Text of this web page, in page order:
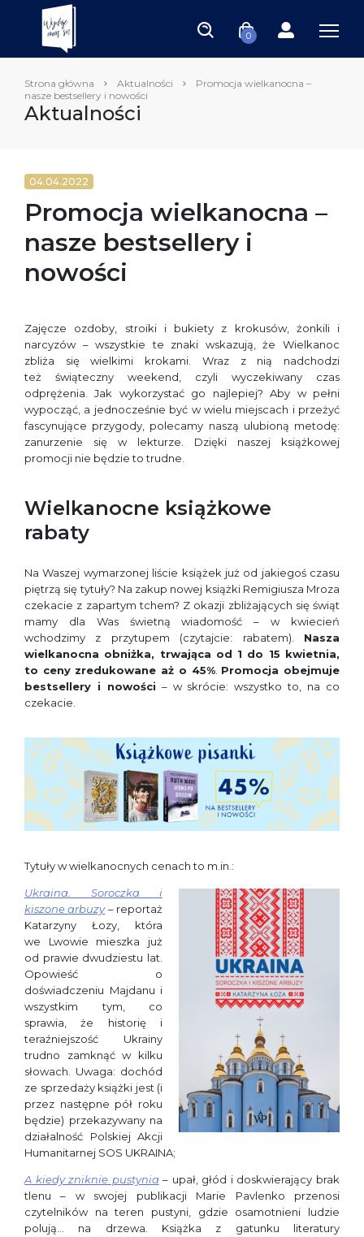
0
Strona główna Aktualności
Promocja wielkanocna –
nasze bestsellery i nowości
Aktualności
04.04.2022
Promocja wielkanocna –
nasze bestsellery i
nowości
Zajęcze ozdoby, stroiki i bukiety z krokusów, żonkili i
narcyzów – wszystkie te znaki wskazują, że Wielkanoc
zbliża się wielkimi krokami. Wraz z nią nadchodzi
też świąteczny weekend, czyli wyczekiwany czas
odprężenia. Jak wykorzystać go najlepiej? Aby w pełni
wypocząć, a jednocześnie być w wielu miejscach i przeżyć
fascynujące przygody, polecamy naszą ulubioną metodę:
zanurzenie się w lekturze. Dzięki naszej książkowej
promocji nie będzie to trudne.
Wielkanocne książkowe
rabaty
Na Waszej wymarzonej liście książek już od jakiegoś czasu
piętrzą się tytuły? Na zakup nowej książki Remigiusza Mroza
czekacie z zapartym tchem? Z okazji zbliżających się świąt
mamy dla Was świetną wiadomość – w kwiecień
wchodzimy z przytupem (czytajcie: rabatem). Nasza
wielkanocna obniżka, trwająca od 1 do 15 kwietnia,
to ceny zredukowane aż o 45%. Promocja obejmuje
bestsellery i nowości – w skrócie: wszystko to, na co
czekacie.
Tytuły w wielkanocnych cenach to m.in.:
Ukraina. Soroczka i
kiszone arbuzy– reportaż
Katarzyny Łozy, która
we Lwowie mieszka już
od prawie dwudziestu lat.
Opowieść o
doświadczeniu Majdanu i
wszystkim tym, co
sprawia, że historię i
teraźniejszość Ukrainy
trudno zamknąć w kilku
słowach. Uwaga: dochód
ze sprzedaży książki jest (i
przez następne pół roku
będzie) przekazywany na
działalność Polskiej Akcji
Humanitarnej SOS UKRAINA;
A kiedy zniknie pustynia – upał, głód i doskwierający brak
tlenu – w swojej publikacji Marie Pavlenko przenosi
czytelników na teren pustyni, gdzie osamotnieni ludzie
polują… na drzewa. Książka z gatunku literatury